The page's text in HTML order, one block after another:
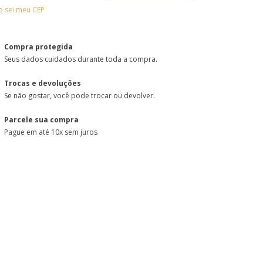
sei meu CEP
Compra protegida
Seus dados cuidados durante toda a compra.
Trocas e devoluções
Se não gostar, você pode trocar ou devolver.
Parcele sua compra
Pague em até 10x sem juros